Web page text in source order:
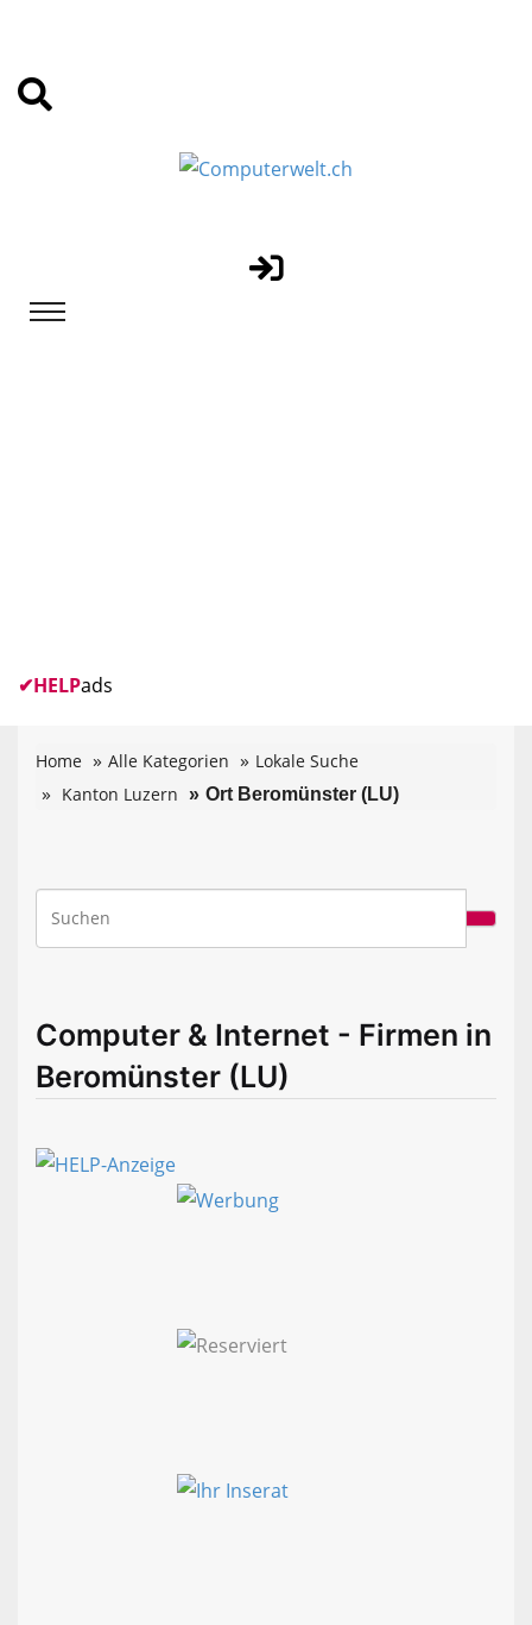
✔HELPads
Home Alle Kategorien
Lokale Suche
Kanton Luzern
Ort Beromünster (LU)
Computer & Internet - Firmen in
Beromünster (LU)